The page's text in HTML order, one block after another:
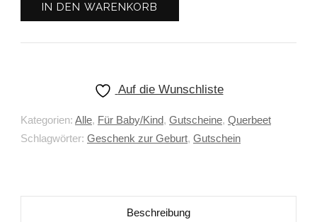
IN DEN WARENKORB
Auf die Wunschliste
Kategorien: Alle, Für Baby/Kind, Gutscheine, Querbeet
Schlagwörter: Geschenk zur Geburt, Gutschein
Beschreibung